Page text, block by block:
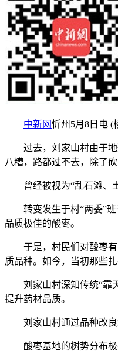
中新网忻州5月8日电 (
过去，刘家山村由于地
八糟，路都过不去，除了
曾经被视为“乱石滩
转变发生于村“两委”班
品质极佳的酸枣。
于是，村民们对酸枣有
质品种。如今，当初那些
刘家山村深知传统“靠天
提升药材品质。
刘家山村通过品种改
酸枣基地的树势分布极有